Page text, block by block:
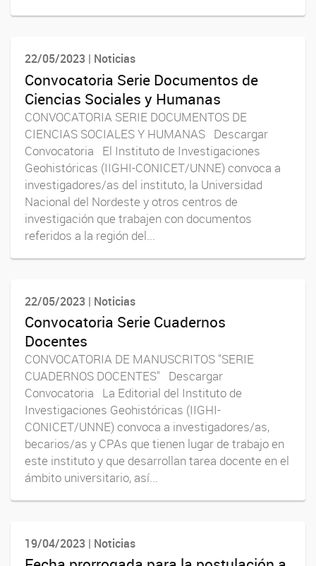
22/05/2023 | Noticias
Convocatoria Serie Documentos de
Ciencias Sociales y Humanas
CONVOCATORIA SERIE DOCUMENTOS DE
CIENCIAS SOCIALES Y HUMANAS Descargar
Convocatoria El Instituto de Investigaciones
Geohistóricas (IIGHI-CONICET/UNNE) convoca a
investigadores/as del instituto, la Universidad
Nacional del Nordeste y otros centros de
investigación que trabajen con documentos
referidos a la región del...
22/05/2023 | Noticias
Convocatoria Serie Cuadernos
Docentes
CONVOCATORIA DE MANUSCRITOS "SERIE
CUADERNOS DOCENTES" Descargar
Convocatoria La Editorial del Instituto de
Investigaciones Geohistóricas (IIGHI-
CONICET/UNNE) convoca a investigadores/as,
becarios/as y CPAs que tienen lugar de trabajo en
este instituto y que desarrollan tarea docente en el
ámbito universitario, así...
19/04/2023 | Noticias